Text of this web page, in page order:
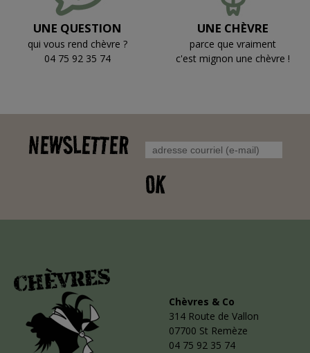
UNE QUESTION
qui vous rend chèvre ?
04 75 92 35 74
UNE CHÈVRE
parce que vraiment
c'est mignon une chèvre !
NEWSLETTER
OK
Chèvres & Co
314 Route de Vallon
07700 St Remèze
04 75 92 35 74